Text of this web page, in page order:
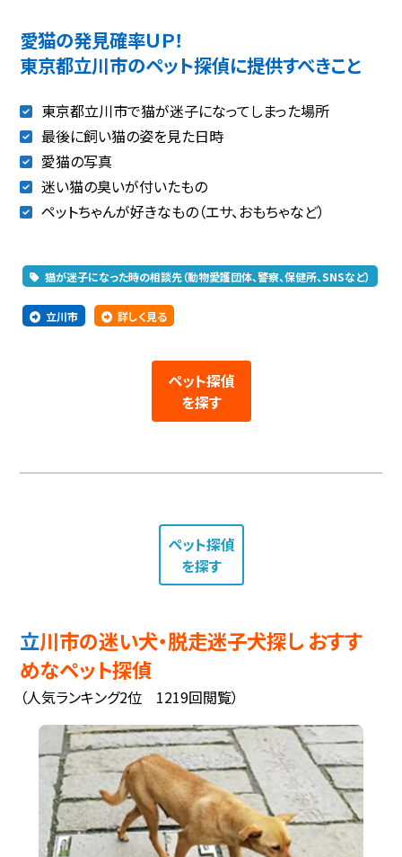
愛猫の発見確率ＵＰ！
東京都立川市のペット探偵に提供すべきこと
東京都立川市で猫が迷子になってしまった場所
最後に飼い猫の姿を見た日時
愛猫の写真
迷い猫の臭いが付いたもの
ペットちゃんが好きなもの（エサ、おもちゃなど）
猫が迷子になった時の相談先（動物愛護団体、警察、保健所、SNSなど）
立川市 詳しく見る
ペット探偵
を探す
ペット探偵
を探す
立川市の迷い犬・脱走迷子犬探し おすす
めなペット探偵
（人気ランキング2位 1219回閲覧）